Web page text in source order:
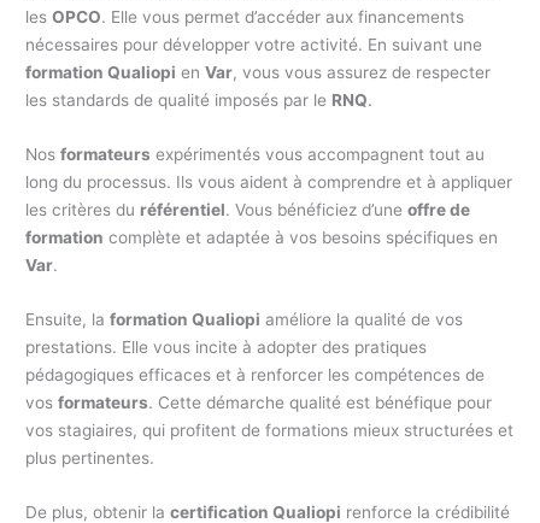
lesOPCO. Elle vous permet d’accéder aux financements
nécessaires pour développer votre activité. En suivant une
formation Qualiopi enVar, vous vous assurez de respecter
les standards de qualité imposés par le RNQ.
Nosformateurs expérimentés vous accompagnent tout au
long du processus. Ils vous aident à comprendre et à appliquer
les critères du référentiel. Vous bénéficiez d’uneoffre de
formation complète et adaptée à vos besoins spécifiques en
Var.
Ensuite, laformation Qualiopi améliore la qualité de vos
prestations. Elle vous incite à adopter des pratiques
pédagogiques efficaces et à renforcer les compétences de
vosformateurs. Cette démarche qualité est bénéfique pour
vos stagiaires, qui profitent de formations mieux structurées et
plus pertinentes.
De plus, obtenir lacertification Qualiopi renforce la crédibilité